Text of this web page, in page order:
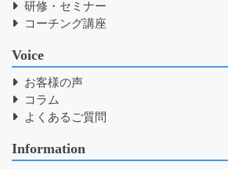
研修・セミナー
コーチング講座
Voice
お客様の声
コラム
よくあるご質問
Information